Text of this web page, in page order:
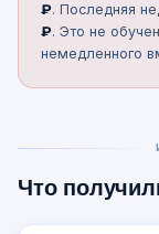
₽. Последняя
₽. Это не
немедленного
Что